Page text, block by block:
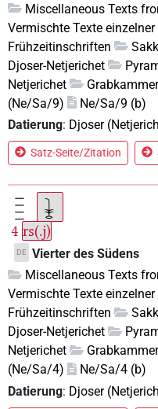
Miscellaneous Texts
Vermischte Texte
Frühzeitinschriften
Djoser-Netjerichet
Netjerichet
Grabkammer
(Ne/Sa/9)
Ne/Sa/9 (b)
Datierung: Djoser
Satz-Seite/Zitation
4 rs(.j)
DE Vierter des Südens
Miscellaneous Texts
Vermischte Texte
Frühzeitinschriften
Djoser-Netjerichet
Netjerichet
Grabkammer
(Ne/Sa/4)
Ne/Sa/4 (b)
Datierung: Djoser